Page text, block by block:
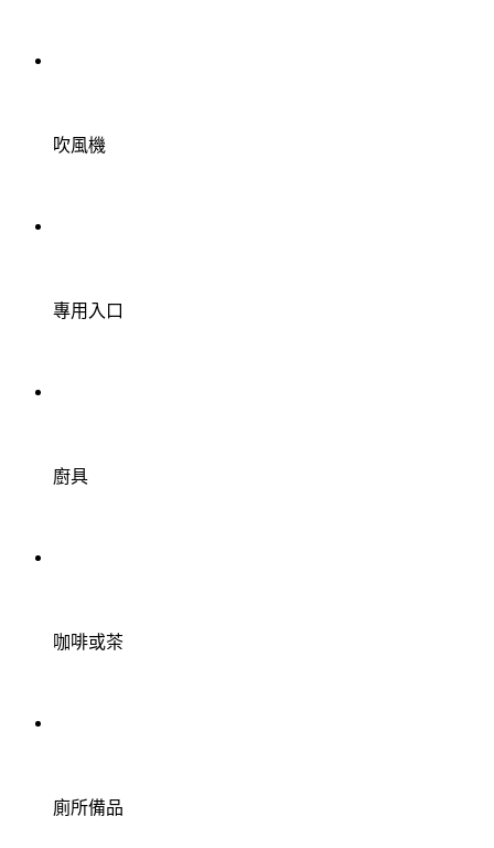
吹風機
專用入口
廚具
咖啡或茶
廁所備品